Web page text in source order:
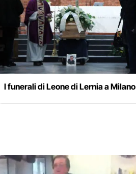
I funerali di Leone di Lernia a Milano